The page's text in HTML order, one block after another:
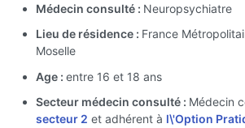
Médecin consulté : Neuropsychiatre
Lieu de résidence : France
Moselle
Age : entre 16 et 18 ans
Secteur médecin consulté : Médecin
secteur 2 et adhérent à l\'Option